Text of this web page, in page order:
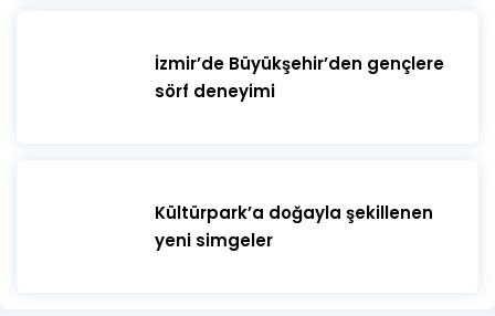
İzmir’de Büyükşehir’den gençlere
sörf deneyimi
Kültürpark’a doğayla şekillenen
yeni simgeler